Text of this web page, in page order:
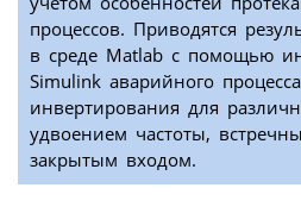
процессов. Приводятся
в среде Matlab с помощью
Simulink аварийного
инвертирования для
удвоением частоты,
закрытым входом.